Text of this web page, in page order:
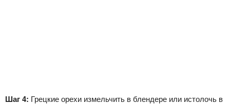
Шаг 4: Грецкие орехи измельчить в блендере или истолочь в